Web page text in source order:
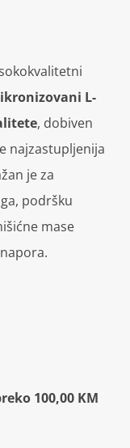
L-
, dobiven
najzastupljenija
je za
podršku
mase
100,00 KM